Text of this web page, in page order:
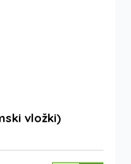
vložki)